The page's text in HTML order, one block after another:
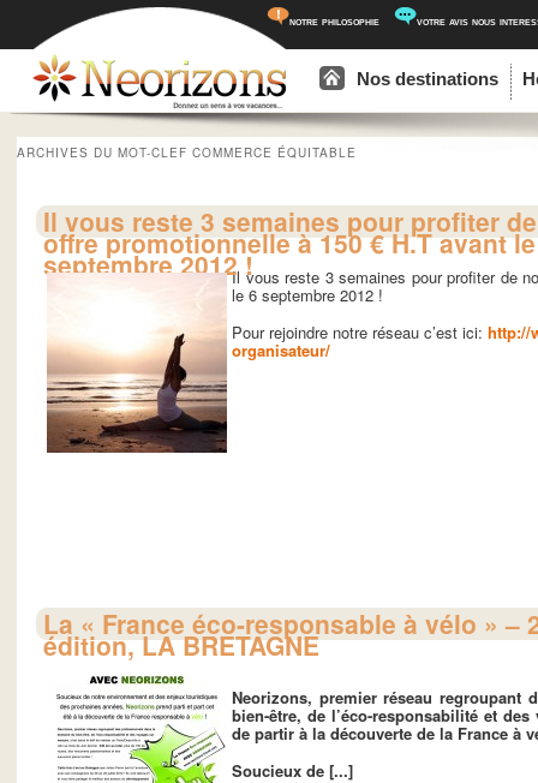
notre philosophie votre avis nous
Aller au contenu principal
Aller au contenu secondaire
Nos destinations
ARCHIVES DU MOT-CLEF COMMERCE ÉQUITABLE
Il vous reste 3 semaines pour profiter
offre promotionnelle à 150 € H.T avant
septembre 2012 !Il vous reste 3 semaines pour profiter de
le 6 septembre 2012 !
Pour rejoindre notre réseau c’est ici:http://
organisateur/
La « France éco-responsable à vélo » –
édition, LA BRETAGNE
Neorizons, premierréseau regroupant
bien-être, de l’éco-responsabilitéet des
de partir à la découverte de la France à
Soucieux de [...]